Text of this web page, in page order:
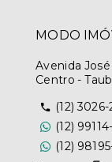
MODO
Avenida
Centro -
(12) 3026-
(12)
(12)